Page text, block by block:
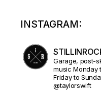
INSTAGRAM:
Garage, post-
music Monday
Friday to
@taylorswift